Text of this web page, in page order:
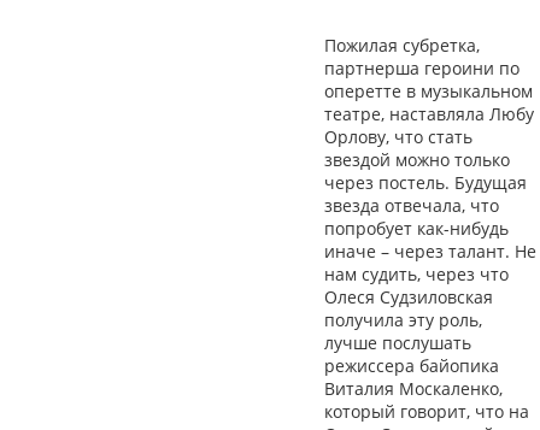
Пожилая субретка,
партнерша героини по
оперетте в музыкальном
театре, наставляла Любу
Орлову, что стать
звездой можно только
через постель. Будущая
звезда отвечала, что
попробует как-нибудь
иначе – через талант. Не
нам судить, через что
Олеся Судзиловская
получила эту роль,
лучше послушать
режиссера байопика
Виталия Москаленко,
который говорит, что на